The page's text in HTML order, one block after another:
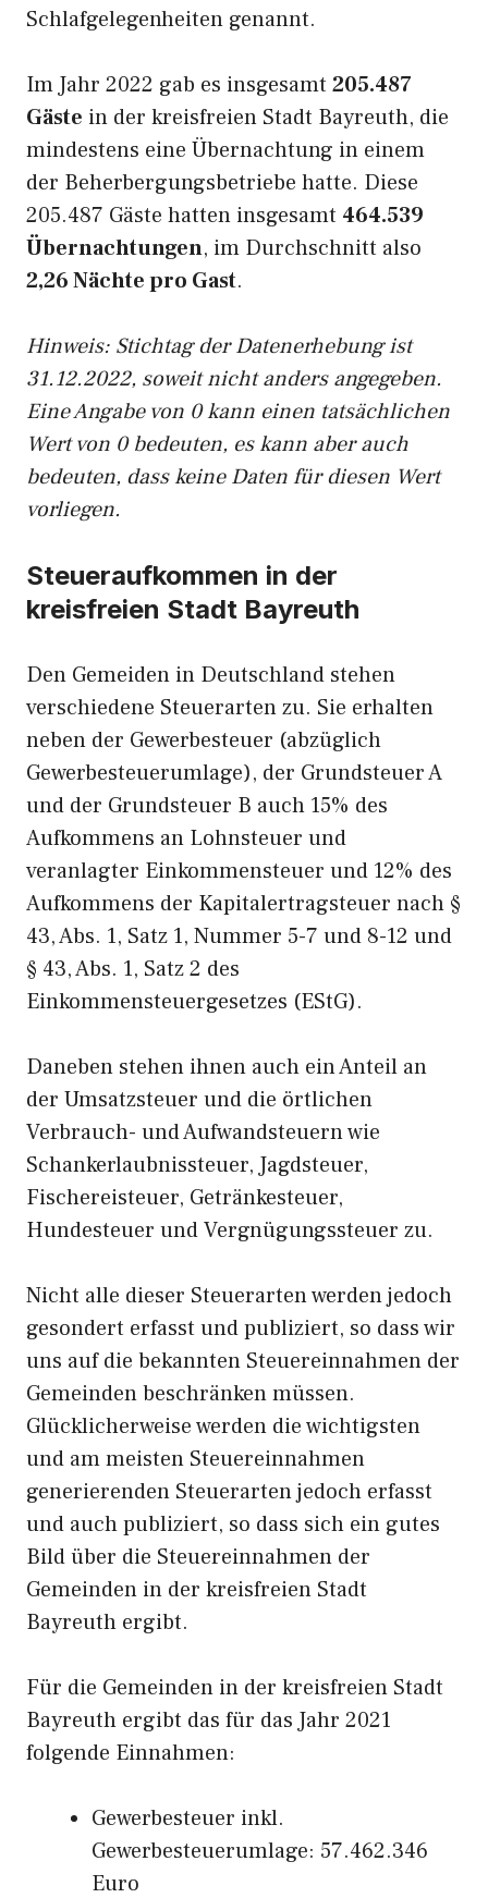
Schlafgelegenheiten genannt.
Im Jahr 2022 gab es insgesamt 205.487
Gäste in der kreisfreien Stadt Bayreuth, die
mindestens eine Übernachtung in einem
der Beherbergungsbetriebe hatte. Diese
205.487 Gäste hatten insgesamt 464.539
Übernachtungen, im Durchschnitt also
2,26 Nächte pro Gast.
Hinweis: Stichtag der Datenerhebung ist
31.12.2022, soweit nicht anders angegeben.
Eine Angabe von 0 kann einen tatsächlichen
Wert von 0 bedeuten, es kann aber auch
bedeuten, dass keine Daten für diesen Wert
vorliegen.
Steueraufkommen in der
kreisfreien Stadt Bayreuth
Den Gemeiden in Deutschland stehen
verschiedene Steuerarten zu. Sie erhalten
neben der Gewerbesteuer (abzüglich
Gewerbesteuerumlage), der Grundsteuer A
und der Grundsteuer B auch 15% des
Aufkommens an Lohnsteuer und
veranlagter Einkommensteuer und 12% des
Aufkommens der Kapitalertragsteuer nach §
43, Abs. 1, Satz 1, Nummer 5-7 und 8-12 und
§ 43, Abs. 1, Satz 2 des
Einkommensteuergesetzes (EStG).
Daneben stehen ihnen auch ein Anteil an
der Umsatzsteuer und die örtlichen
Verbrauch- und Aufwandsteuern wie
Schankerlaubnissteuer, Jagdsteuer,
Fischereisteuer, Getränkesteuer,
Hundesteuer und Vergnügungssteuer zu.
Nicht alle dieser Steuerarten werden jedoch
gesondert erfasst und publiziert, so dass wir
uns auf die bekannten Steuereinnahmen der
Gemeinden beschränken müssen.
Glücklicherweise werden die wichtigsten
und am meisten Steuereinnahmen
generierenden Steuerarten jedoch erfasst
und auch publiziert, so dass sich ein gutes
Bild über die Steuereinnahmen der
Gemeinden in der kreisfreien Stadt
Bayreuth ergibt.
Für die Gemeinden in der kreisfreien Stadt
Bayreuth ergibt das für das Jahr 2021
folgende Einnahmen:
Gewerbesteuer inkl.
Gewerbesteuerumlage: 57.462.346
Euro